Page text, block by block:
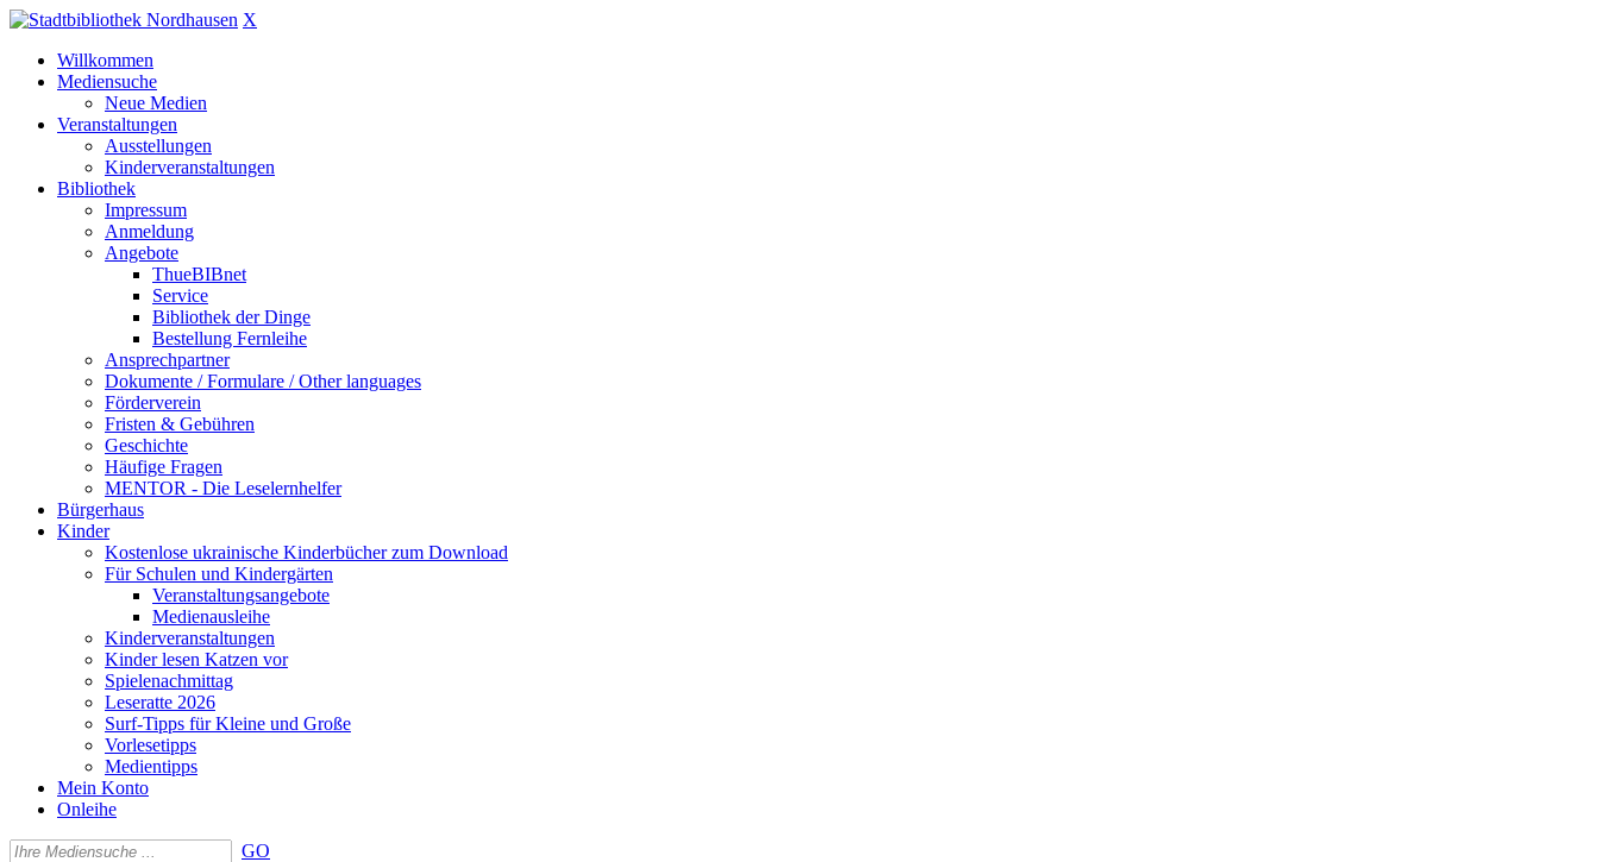
X
Willkommen
Mediensuche
Neue Medien
Veranstaltungen
Ausstellungen
Kinderveranstaltungen
Bibliothek
Impressum
Anmeldung
Angebote
ThueBIBnet
Service
Bibliothek der Dinge
Bestellung Fernleihe
Ansprechpartner
Dokumente / Formulare / Other languages
Förderverein
Fristen & Gebühren
Geschichte
Häufige Fragen
MENTOR - Die Leselernhelfer
Bürgerhaus
Kinder
Kostenlose ukrainische Kinderbücher zum Download
Für Schulen und Kindergärten
Veranstaltungsangebote
Medienausleihe
Kinderveranstaltungen
Kinder lesen Katzen vor
Spielenachmittag
Leseratte 2026
Surf-Tipps für Kleine und Große
Vorlesetipps
Medientipps
Mein Konto
Onleihe
GO